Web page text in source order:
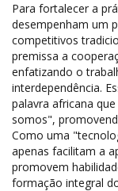
Para fortalecer a
desempenham um
competitivos
premissa a
enfatizando o
interdependência.
palavra africana
somos",
Como uma
apenas facilitam a
promovem
formação integral